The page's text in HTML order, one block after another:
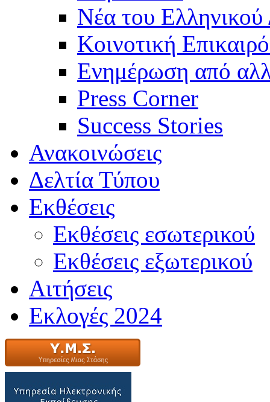
Νέα του Ελληνικού
Κοινοτική
Ενημέρωση από
Press Corner
Success Stories
Ανακοινώσεις
Δελτία Τύπου
Εκθέσεις
Εκθέσεις εσωτερικού
Εκθέσεις εξωτερικού
Αιτήσεις
Εκλογές 2024